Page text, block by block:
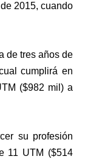
2015, cuando
de tres años de
cumplirá en
($982 mil) a
su profesión
11 UTM ($514